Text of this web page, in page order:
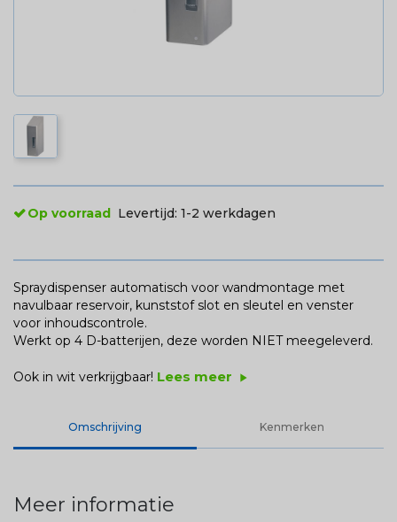
Op voorraad Levertijd: 1-2 werkdagen
Spraydispenser automatisch voor wandmontage met
navulbaar reservoir, kunststof slot en sleutel en venster
voor inhoudscontrole.
Werkt op 4 D-batterijen, deze worden NIET meegeleverd.
Ook in wit verkrijgbaar! Lees meer play_arrow
Omschrijving Kenmerken
Meer informatie